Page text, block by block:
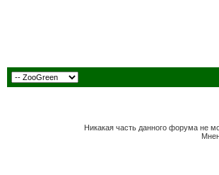
Никакая часть данного форума не